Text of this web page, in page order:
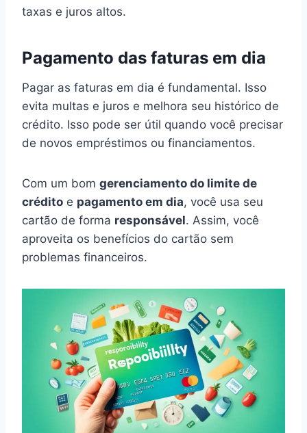
taxas e juros altos.
Pagamento das faturas em dia
Pagar as faturas em dia é fundamental. Isso
evita multas e juros e melhora seu histórico de
crédito. Isso pode ser útil quando você precisar
de novos empréstimos ou financiamentos.
Com um bom gerenciamento do limite de
crédito e pagamento em dia, você usa seu
cartão de forma responsável. Assim, você
aproveita os benefícios do cartão sem
problemas financeiros.